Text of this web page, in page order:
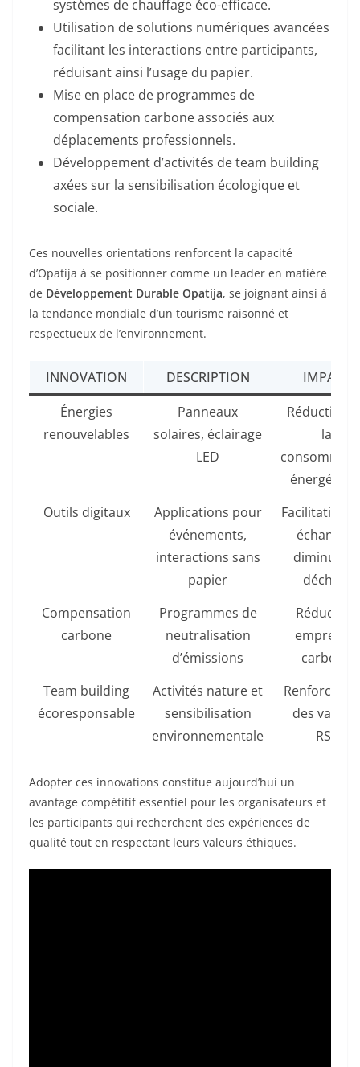
systèmes de chauffage éco-efficace.
Utilisation de solutions numériques avancées
facilitant les interactions entre participants,
réduisant ainsi l’usage du papier.
Mise en place de programmes de
compensation carbone associés aux
déplacements professionnels.
Développement d’activités de team building
axées sur la sensibilisation écologique et
sociale.
Ces nouvelles orientations renforcent la capacité
d’Opatija à se positionner comme un leader en matière
de Développement Durable Opatija, se joignant ainsi à
la tendance mondiale d’un tourisme raisonné et
respectueux de l’environnement.
INNOVATION DESCRIPTION
IMPACT
Énergies
renouvelables
Panneaux
solaires, éclairage
LED
Réduction
la
Outils digitaux
Applications pour
événements,
interactions sans
papier
Facilitation
échanges,
diminution
déchets
Compensation
carbone
Programmes de
neutralisation
d’émissions
Réduction
empreinte
carbone
Team building
écoresponsable
Activités nature et
sensibilisation
environnementale
des
RSE
Adopter ces innovations constitue aujourd’hui un
avantage compétitif essentiel pour les organisateurs et
les participants qui recherchent des expériences de
qualité tout en respectant leurs valeurs éthiques.